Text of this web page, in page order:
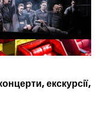
екскурсії,